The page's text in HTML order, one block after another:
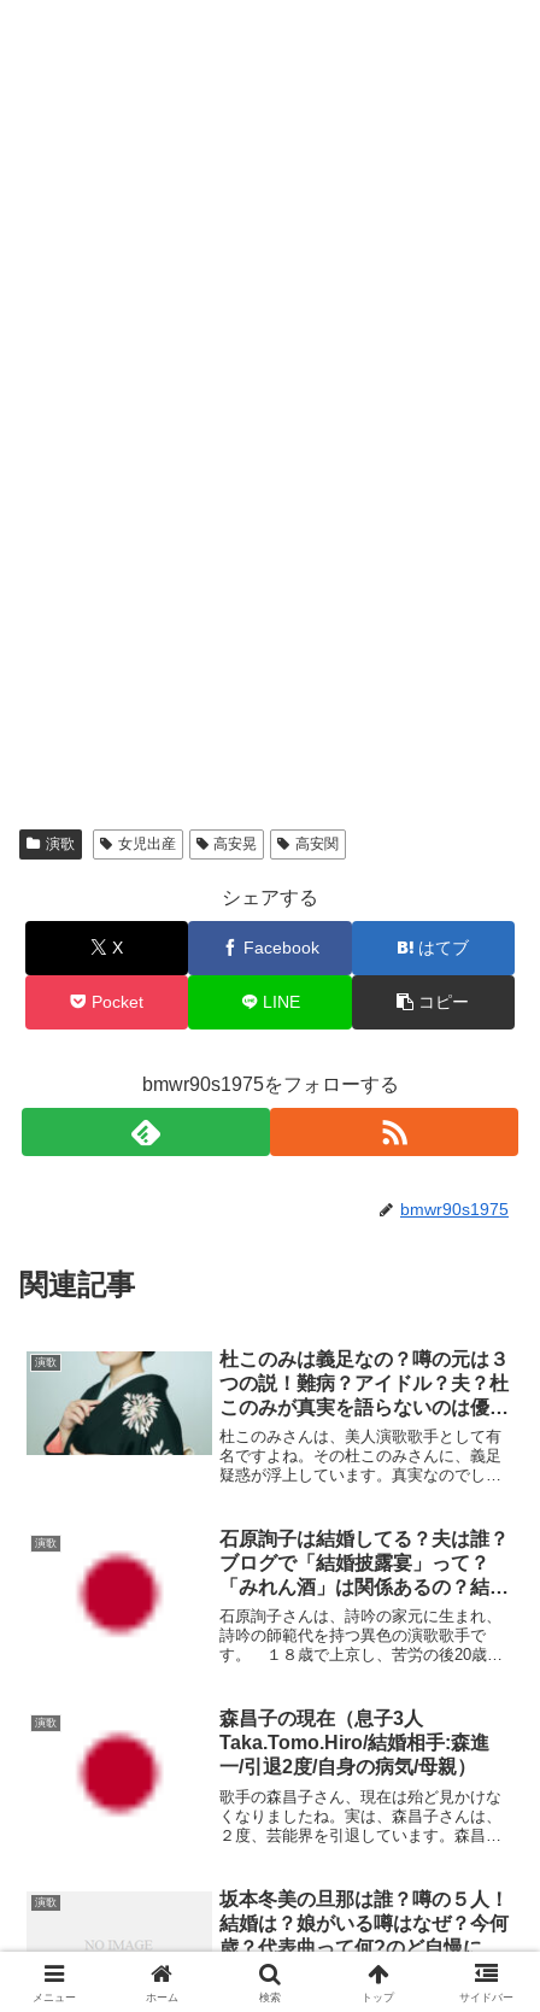
演歌 女児出産 高安晃 高安関
シェアする
X Facebook はてブ
Pocket LINE コピー
bmwr90s1975をフォローする
bmwr90s1975
関連記事
演歌
杜このみは義足なの？噂の元は３
つの説！難病？アイドル？夫？杜
このみが真実を語らないのは優し
さから？気になる女性アーティス
トの結婚事情も！
杜このみさんは、美人演歌歌手として有
名ですよね。その杜このみさんに、義足
疑惑が浮上しています。真実なのでしょ
演歌
石原詢子は結婚してる？夫は誰？
ブログで「結婚披露宴」って？
「みれん酒」は関係あるの？結婚
しない理由は何？気になる女性ア
ーティストの結婚事情も！ブログ
で発信する演歌歌手！のど自慢ゲ
石原詢子さんは、詩吟の家元に生まれ、
詩吟の師範代を持つ異色の演歌歌手で
す。 １８歳で上京し、苦労の後20歳の
31歳の時に、｢みれん酒｣が大ヒットしま
した。
演歌
森昌子の現在（息子3人
Taka.Tomo.Hiro/結婚相手:森進
一/引退2度/自身の病気/母親）
歌手の森昌子さん、現在は殆ど見かけな
くなりましたね。実は、森昌子さんは、
２度、芸能界を引退しています。森昌子
やご病気の事が大きくかかわってきま
す。そんな、森昌子さんの過...
演歌
坂本冬美の旦那は誰？噂の５人！
結婚は？娘がいる噂はなぜ？今何
歳？代表曲って何?のど自慢に再
度ゲスト出演！気になる女性アー
ティストの結婚事情も！
坂本冬美さんは、日本の代表的な演歌歌
手の一人として、その美貌と相まって、
メニュー ホーム 検索 トップ サイドバー